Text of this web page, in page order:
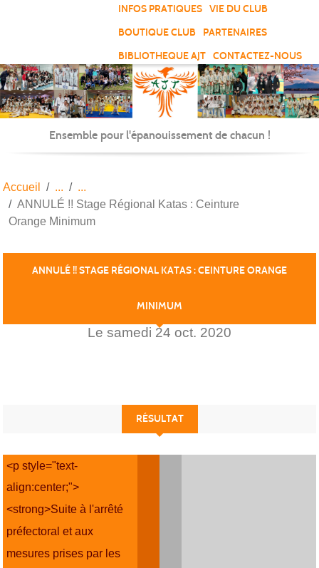
INFOS PRATIQUES
VIE DU CLUB
BOUTIQUE CLUB
PARTENAIRES
BIBLIOTHEQUE AJT
CONTACTEZ-NOUS
Ensemble pour l'épanouissement de chacun !
Accueil
ANNULÉ !! Stage Régional Katas : Ceinture
Orange Minimum
ANNULÉ !! STAGE RÉGIONAL KATAS : CEINTURE ORANGE
MINIMUM
Le samedi 24 oct. 2020
RÉSULTAT
<p style="text-
align:center;">
<strong>Suite à l'arrêté
préfectoral et aux
mesures prises par les
Panneau de gestion des cookies